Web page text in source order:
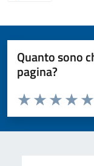
Quanto sono
pagina?
Valuta da 1 a 5 stelle
Valuta
Valuta 3
Valuta 2 stelle
Valuta 1 stelle su 5